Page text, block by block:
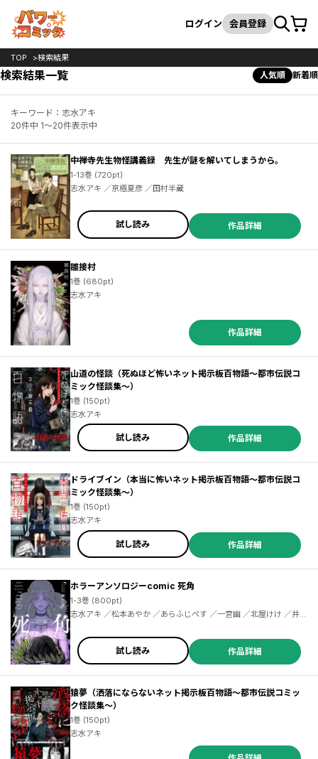
検索
ログイン 会員登録カート
TOP 検索結果
検索結果一覧 人気順 新着順
キーワード：志水アキ
20件中 1～20件表示中
中禅寺先生物怪講義録 先生が謎を解いてしまうから。
1-13巻 (720pt)
志水アキ ／京極夏彦 ／田村半蔵
試し読み 作品詳細
雛接村
1巻 (680pt)
志水アキ
作品詳細
山道の怪談（死ぬほど怖いネット掲示板百物語～都市伝説コ
ミック怪談集～）
1巻 (150pt)
志水アキ
試し読み 作品詳細
ドライブイン（本当に怖いネット掲示板百物語～都市伝説コ
ミック怪談集～）
1巻 (150pt)
志水アキ
試し読み 作品詳細
ホラーアンソロジーcomic 死角
1-3巻 (800pt)
志水アキ ／松本あやか ／あらふじぺす ／一宮幽 ／北屋けけ ／井上
試し読み 作品詳細
猿夢（洒落にならないネット掲示板百物語～都市伝説コミッ
ク怪談集～）
1巻 (150pt)
志水アキ